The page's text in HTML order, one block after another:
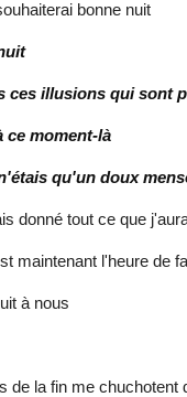
bonne nuit
ces illusions qui sont
ce moment-là
qu'un doux
donné tout ce que
maintenant l'heure de
à nous
de la fin me chuchotent